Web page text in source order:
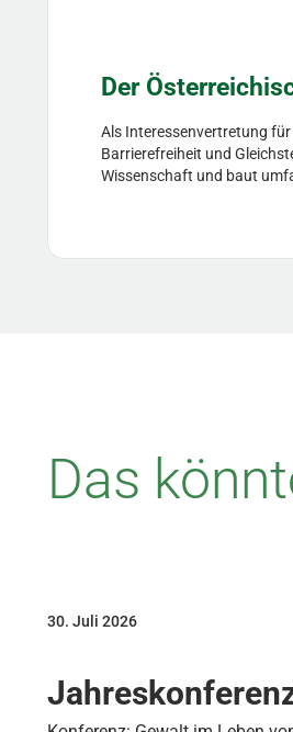
Der
Als Interessenvertretung
Barrierefreiheit und
Wissenschaft und baut
Das
30. Juli 2026